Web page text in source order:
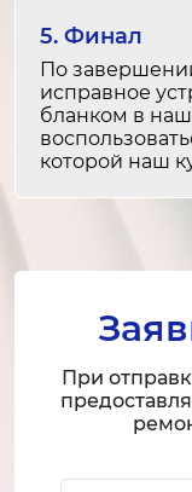
от 2 000 ₽
Ремонт
1-2 часа
от 1 200 ₽
Замена
от 1 200 ₽
Ремонт
30 минут
от 800 ₽
5. Финал
По
исправное
бланком в
которой наш
При